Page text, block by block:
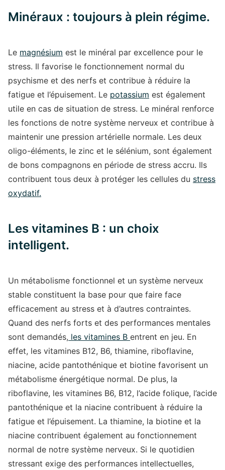
Minéraux : toujours à plein régime.
Le magnésium est le minéral par excellence pour le
stress. Il favorise le fonctionnement normal du
psychisme et des nerfs et contribue à réduire la
fatigue et l’épuisement. Le potassium est également
utile en cas de situation de stress. Le minéral renforce
les fonctions de notre système nerveux et contribue à
maintenir une pression artérielle normale. Les deux
oligo-éléments, le zinc et le sélénium, sont également
de bons compagnons en période de stress accru. Ils
contribuent tous deux à protéger les cellules du stress
oxydatif.
Les vitamines B : un choix
intelligent.
Un métabolisme fonctionnel et un système nerveux
stable constituent la base pour que faire face
efficacement au stress et à d’autres contraintes.
Quand des nerfs forts et des performances mentales
sont demandés, les vitamines B entrent en jeu. En
effet, les vitamines B12, B6, thiamine, riboflavine,
niacine, acide pantothénique et biotine favorisent un
métabolisme énergétique normal. De plus, la
riboflavine, les vitamines B6, B12, l’acide folique, l’acide
pantothénique et la niacine contribuent à réduire la
fatigue et l’épuisement. La thiamine, la biotine et la
niacine contribuent également au fonctionnement
normal de notre système nerveux. Si le quotidien
stressant exige des performances intellectuelles,